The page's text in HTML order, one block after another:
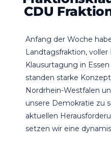
CDU
Anfang der Woche
Landtagsfraktion, voller
Klausurtagung in
standen starke
Nordrhein-Westfalen
unsere Demokratie zu
aktuellen
setzen wir eine